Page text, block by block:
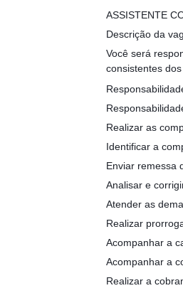
ASSISTENTE
Descrição da
Você será
consistentes
Realizar as
Identificar a
Enviar remessa
Analisar e
Atender as
Realizar
Acompanhar a
Acompanhar a
Realizar a